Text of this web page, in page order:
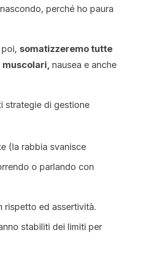
perché ho paura
somatizzeremo tutte
nausea e anche
strategie di gestione
(la rabbia svanisce
o parlando con
rispetto ed assertività.
stabiliti dei limiti per